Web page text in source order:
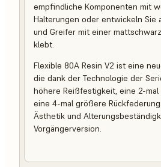
empfindliche Komponenten mit
Halterungen oder entwickeln Sie
und Greifer mit einer
klebt.
Flexible 80A Resin V2 ist eine
die dank der Technologie der
höhere Reißfestigkeit, eine 2-mal
eine 4-mal größere
Ästhetik und
Vorgängerversion.